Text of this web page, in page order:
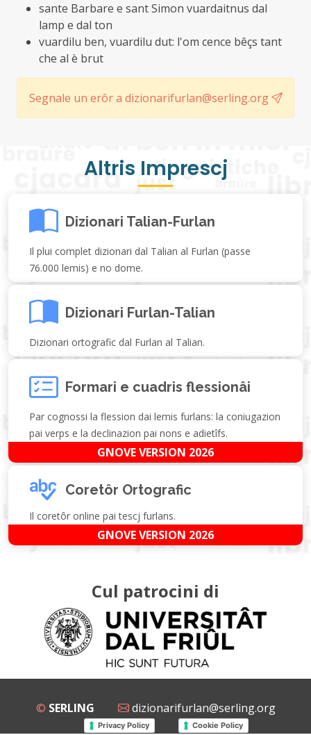
sante Barbare e sant Simon vuardaitnus dal
lamp e dal ton
vuardilu ben, vuardilu dut: l'om cence bêçs tant
che al è brut
Segnale un erôr a dizionarifurlan@serling.org
Altris Imprescj
Dizionari Talian-Furlan
Il plui complet dizionari dal Talian al Furlan (passe
76.000 lemis) e no dome.
Dizionari Furlan-Talian
Dizionari ortografic dal Furlan al Talian.
Formari e cuadris flessionâi
Par cognossi la flession dai lemis furlans: la coniugazion
pai verps e la declinazion pai nons e adietîfs.
GNOVE VERSION 2026
Coretôr Ortografic
Il coretôr online pai tescj furlans.
GNOVE VERSION 2026
Cul patrocini di
© SERLING dizionarifurlan@serling.org
Privacy Policy Cookie Policy